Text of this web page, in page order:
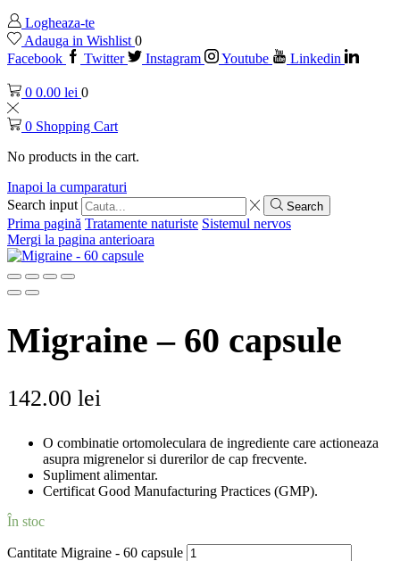
Logheaza-te
Adauga in Wishlist 0
Facebook
Twitter Instagram Youtube Linkedin
0 0.00 lei 0
0 Shopping Cart
No products in the cart.
Inapoi la cumparaturi
Search input
Search
Prima pagină Tratamente naturiste Sistemul nervos
Mergi la pagina anterioara
Migraine – 60 capsule
142.00 lei
O combinatie ortomoleculara de ingrediente care actioneaza
asupra migrenelor si durerilor de cap frecvente.
Supliment alimentar.
Certificat Good Manufacturing Practices (GMP).
În stoc
Cantitate Migraine - 60 capsule